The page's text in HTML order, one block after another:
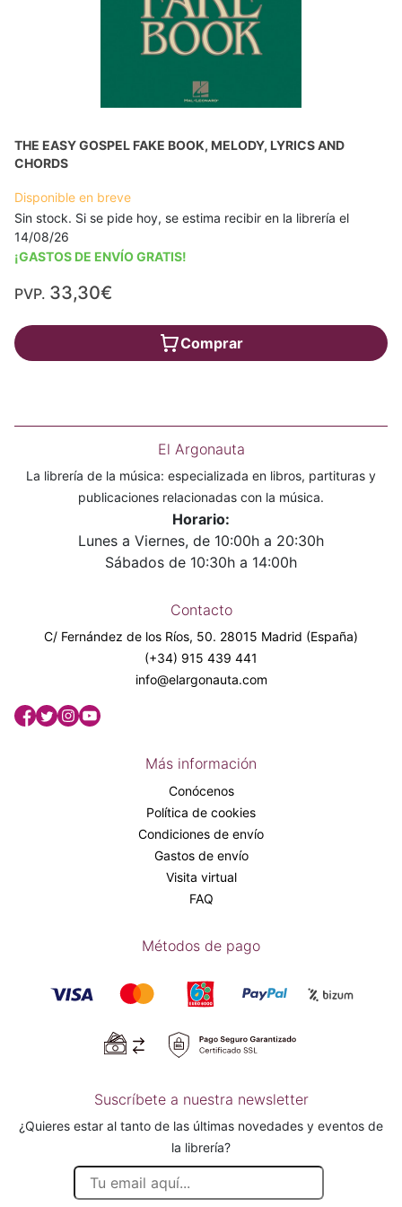
THE EASY GOSPEL FAKE BOOK, MELODY, LYRICS AND
CHORDS
Disponible en breve
Sin stock. Si se pide hoy, se estima recibir en la librería el
14/08/26
¡GASTOS DE ENVÍO GRATIS!
PVP. 33,30€
Comprar
El Argonauta
La librería de la música: especializada en libros, partituras y
publicaciones relacionadas con la música.
Horario:
Lunes a Viernes, de 10:00h a 20:30h
Sábados de 10:30h a 14:00h
Contacto
C/ Fernández de los Ríos, 50. 28015 Madrid (España)
(+34) 915 439 441
info@elargonauta.com
Más información
Conócenos
Política de cookies
Condiciones de envío
Gastos de envío
Visita virtual
FAQ
Métodos de pago
Suscríbete a nuestra newsletter
¿Quieres estar al tanto de las últimas novedades y eventos de
la librería?